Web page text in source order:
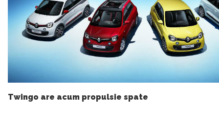
Twingo are acum propulsie spate